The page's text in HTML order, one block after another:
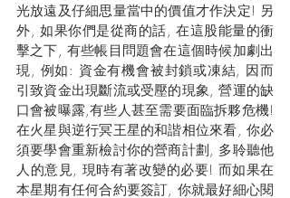
光放遠及仔細思量當中的價值才作決定! 另
外, 如果你們是從商的話, 在這股能量的衝
擊之下, 有些帳目問題會在這個時候加劇出
現, 例如: 資金有機會被封鎖或凍結, 因而
引致資金出現斷流或受壓的現象, 營運的缺
口會被曝露,有些人甚至需要面臨拆夥危機!
在火星與逆行冥王星的和諧相位來看, 你必
須要學會重新檢討你的營商計劃, 多聆聽他
人的意見, 現時有著改變的必要! 而如果在
本星期有任何合約要簽訂, 你就最好細心閱